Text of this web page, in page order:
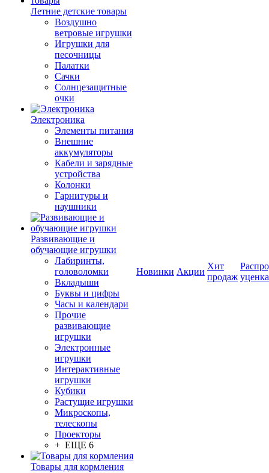
Летние детские товары
Воздушно
ветровые игрушки
Игрушки для
песочницы
Палатки
Сачки
Солнцезащитные
очки
Электроника
Элементы питания
Внешние
аккумуляторы
Кабели и зарядные
устройства
Колонки
Гарнитуры и
наушники
Развивающие и
обучающие игрушки
Лабиринты,
головоломки
Вкладыши
Буквы и цифры
Часы и календари
Прочие
развивающие
игрушки
Электронные
игрушки
Интерактивные
игрушки
Кубики
Растущие игрушки
Микроскопы,
телескопы
Проекторы
+ ЕЩЕ 6
Товары для кормления
Новинки Акции
Хит
продаж уценка